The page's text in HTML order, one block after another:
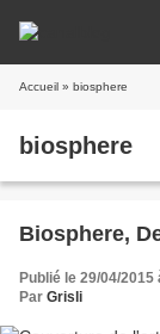
Accueil » biosphere
biosphere
Biosphere,
Publié le 29/04/2015
Par Grisli